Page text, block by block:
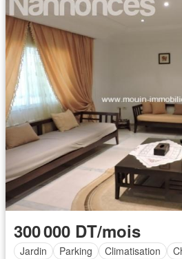
300 000 DT/mois
Jardin Parking Climatisation